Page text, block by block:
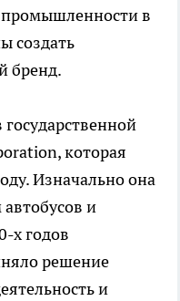
в
создать
бренд.
которая
Изначально она
и
х годов
решение
и